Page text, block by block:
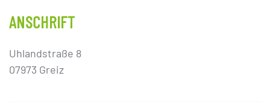
ANSCHRIFT
Uhlandstraße 8
07973 Greiz